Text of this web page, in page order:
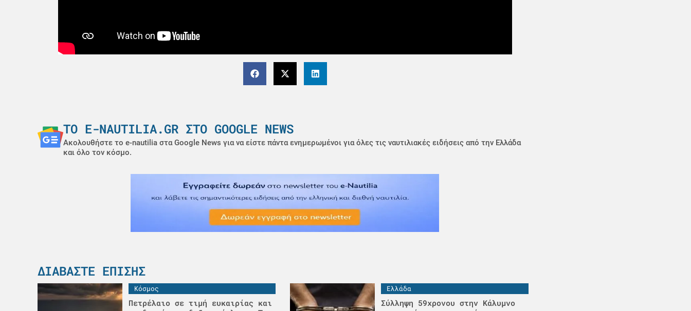
ΤΟ E-NAUTILIA.GR ΣΤΟ GOOGLE NEWS
Ακολουθήστε το e-nautilia στα Google News για να είστε πάντα ενημερωμένοι για όλες τις ναυτιλιακές ειδήσεις από την Ελλάδα
και όλο τον κόσμο.
ΔΙΑΒΆΣΤΕ ΕΠΊΣΗΣ
Κόσμος
Πετρέλαιο σε τιμή ευκαιρίας και
Ελλάδα
Σύλληψη 59χρονου στην Κάλυμνο